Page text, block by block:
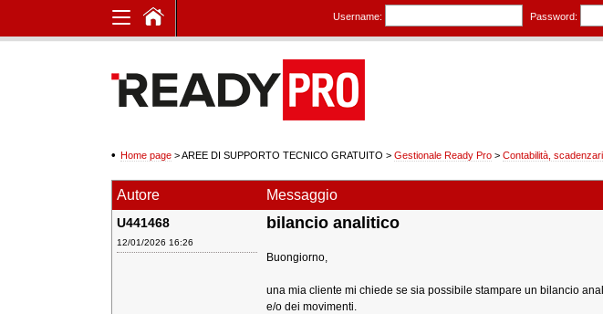
Username: Password:
Home page > AREE DI SUPPORTO TECNICO GRATUITO > Gestionale Ready Pro > Contabilità,
Autore Messaggio
U441468
12/01/2026 16:26
bilancio analitico
Buongiorno,
una mia cliente mi chiede se sia possibile stampare un bilancio
e/o dei movimenti.